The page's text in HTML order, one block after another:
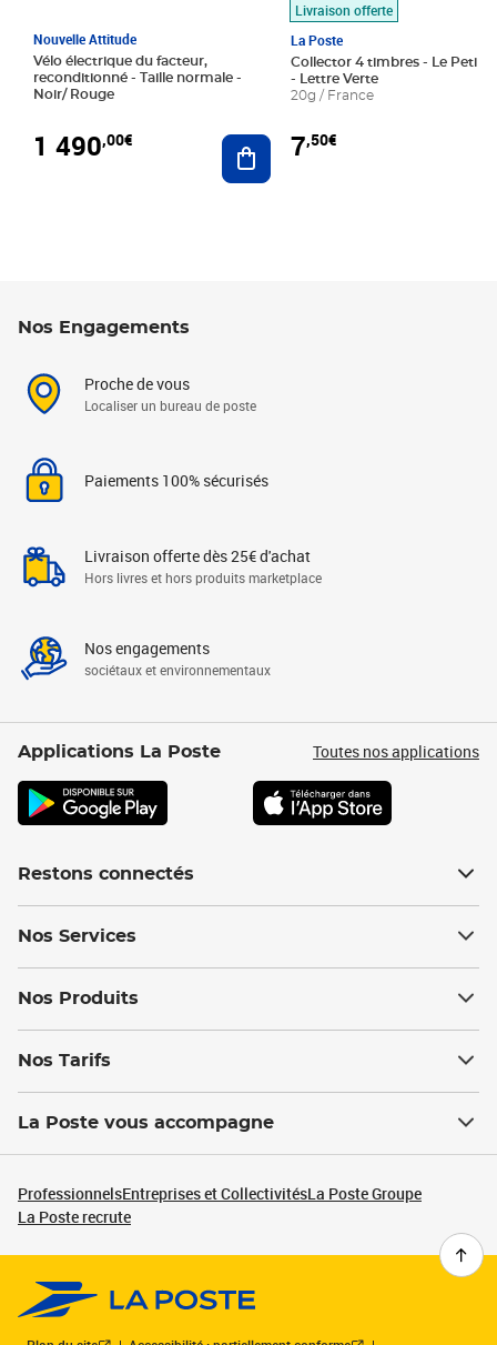
Nouvelle Attitude
Vélo électrique du facteur,
reconditionné - Taille normale -
Noir/ Rouge
1 490,00€ Ajouter au panier
Livraison offerte
La Poste
Collector 4 timbres - Le Petit
- Lettre Verte
20g / France
7,50€
Nos Engagements
Proche de vous
Localiser un bureau de poste
Paiements 100% sécurisés
Livraison offerte dès 25€ d'achat
Hors livres et hors produits marketplace
Nos engagements
sociétaux et environnementaux
Applications La Poste Toutes nos applications
Restons connectés
Nos Services
Nos Produits
Nos Tarifs
La Poste vous accompagne
ProfessionnelsEntreprises et CollectivitésLa Poste Groupe
La Poste recrute